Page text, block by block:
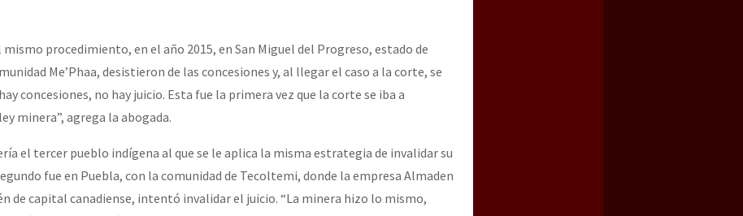
procedimiento, en el año 2015, en San Miguel del Progreso, estado de
Me’Phaa, desistieron de las concesiones y, al llegar el caso a la corte, se
concesiones, no hay juicio. Esta fue la primera vez que la corte se iba a
minera”, agrega la abogada.
el tercer pueblo indígena al que se le aplica la misma estrategia de invalidar su
fue en Puebla, con la comunidad de Tecoltemi, donde la empresa Almaden
de capital canadiense, intentó invalidar el juicio. “La minera hizo lo mismo,